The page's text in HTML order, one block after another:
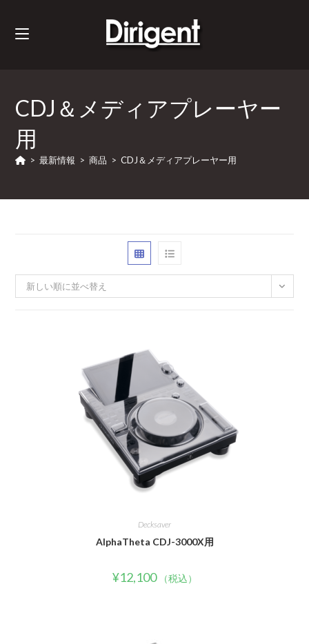
CDJ＆メディアプレーヤー
用
> 最新情報 > 商品 > CDJ＆メディアプレーヤー用
新しい順に並べ替え
Decksaver
AlphaTheta CDJ-3000X用
¥12,100 （税込）